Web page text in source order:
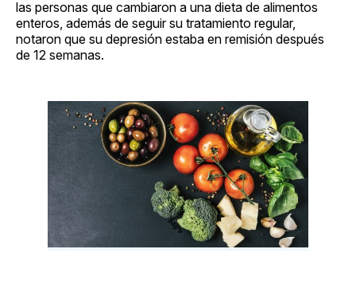
las personas que cambiaron a una dieta de alimentos
enteros, además de seguir su tratamiento regular,
notaron que su depresión estaba en remisión después
de 12 semanas.